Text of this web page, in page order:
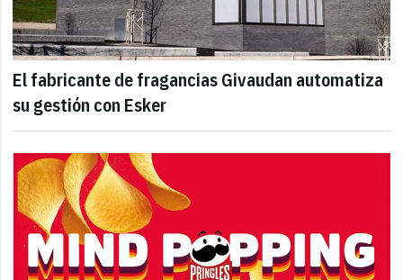
El fabricante de fragancias Givaudan automatiza
su gestión con Esker